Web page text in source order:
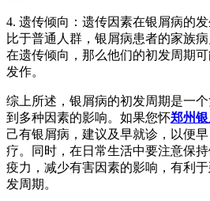
4. 遗传倾向：遗传因素在银屑病的
比于普通人群，银屑病患者的家族
在遗传倾向，那么他们的初发周期
发作。
综上所述，银屑病的初发周期是一
到多种因素的影响。如果您怀郑州
己有银屑病，建议及早就诊，以便
疗。同时，在日常生活中要注意保
疫力，减少有害因素的影响，有利
发周期。